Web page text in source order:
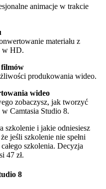
animacje w trakcie
materiału z
w HD.
produkowania wideo.
wideo
zobaczysz, jak tworzyć
Camtasia Studio 8.
szkolenie i jakie odniesiesz
jeśli szkolenie nie spełni
szkolenia. Decyzja
47 zł.
8